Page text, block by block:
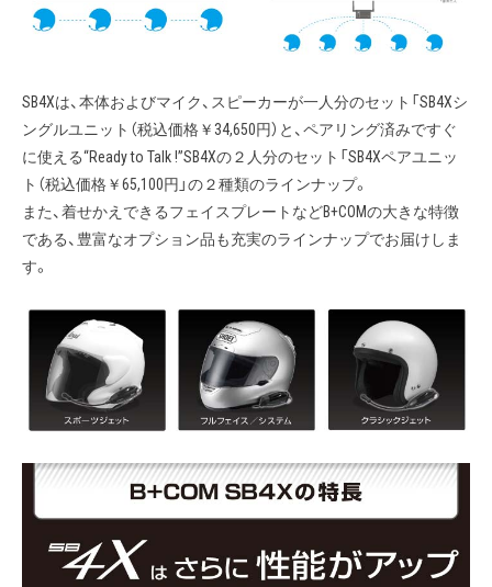
SB4Xは、本体およびマイク、スピーカーが一人分のセット「SB4Xシ
ングルユニット（税込価格￥34,650円）と、ペアリング済みですぐ
に使える“Ready to Talk !”SB4Xの２人分のセット「SB4Xペアユニッ
ト（税込価格￥65,100円」の２種類のラインナップ。
また、着せかえできるフェイスプレートなどB+COMの大きな特徴
である、豊富なオプション品も充実のラインナップでお届けしま
す。